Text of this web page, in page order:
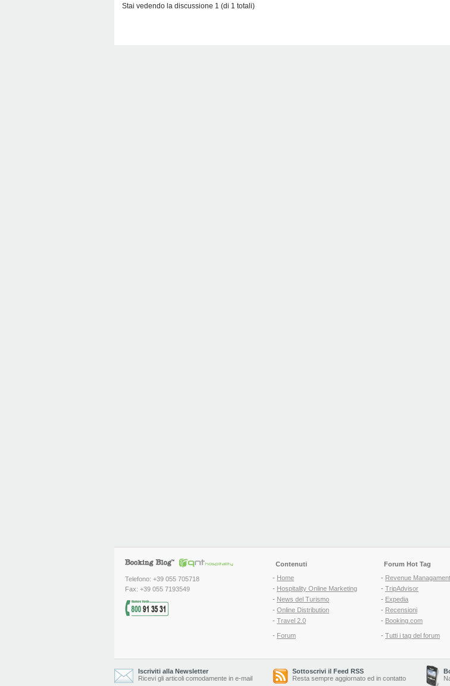
Stai vedendo la discussione 1 (di 1 totali)
Telefono: +39 055 705718
Fax: +39 055 7193549
Contenuti
- Home
- Hospitality Online Marketing
- News del Turismo
- Online Distribution
- Travel 2.0
- Forum
Forum Hot Tag
- Revenue Managament
- TripAdvisor
- Expedia
- Recensioni
- Booking.com
- Tutti i tag del forum
Iscriviti alla Newsletter
Ricevi gli articoli comodamente in e-mail
Sottoscrivi il Feed RSS
Resta sempre aggiornato ed in contatto